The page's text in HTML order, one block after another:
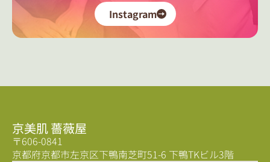
Instagram
京美肌 薔薇屋
〒606-0841
京都府京都市左京区下鴨南芝町51-6 下鴨TKビル3階